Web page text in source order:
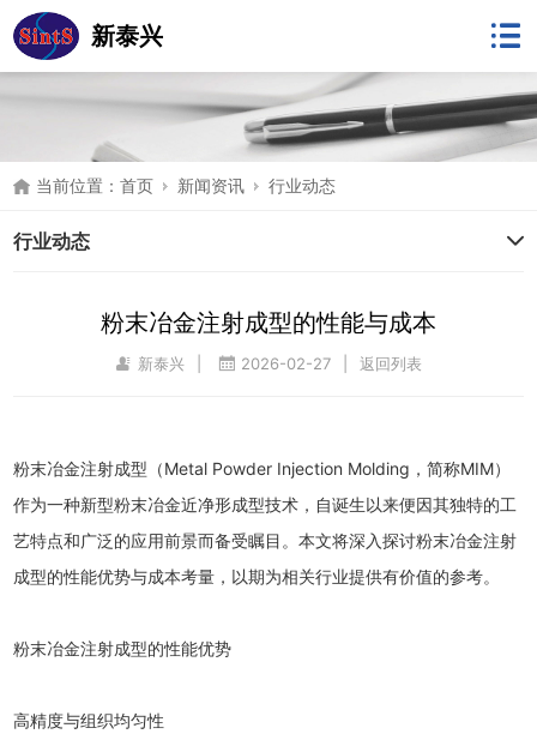
新泰兴
当前位置：首页 新闻资讯 行业动态
行业动态
粉末冶金注射成型的性能与成本
新泰兴 2026-02-27 返回列表
粉末冶金注射成型（Metal Powder Injection Molding，简称MIM）
作为一种新型粉末冶金近净形成型技术，自诞生以来便因其独特的工
艺特点和广泛的应用前景而备受瞩目。本文将深入探讨粉末冶金注射
成型的性能优势与成本考量，以期为相关行业提供有价值的参考。
粉末冶金注射成型的性能优势
高精度与组织均匀性